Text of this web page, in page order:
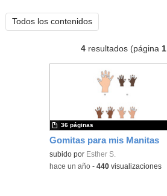
Todos los contenidos
4 resultados (página1
Gomitas para mis Manitas
Contenido educativo.
subido por Esther S.
36 páginas
-hace un año -440 visualizaciones